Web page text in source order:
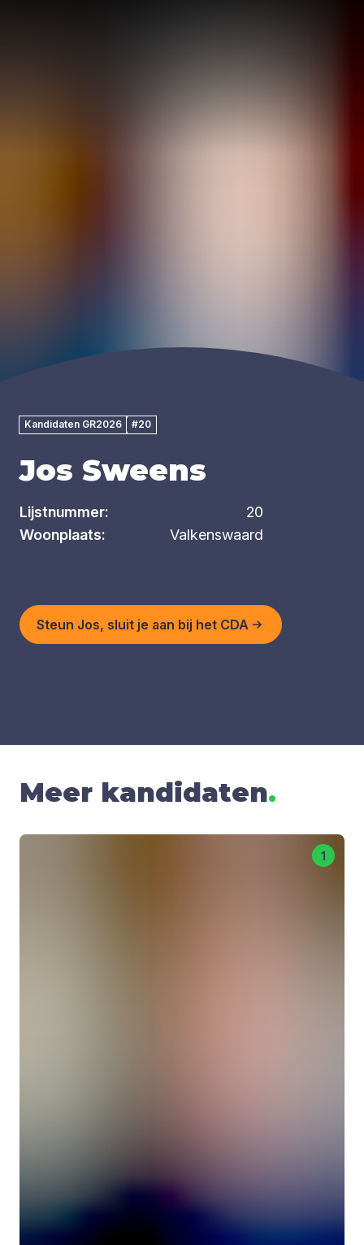
Kandidaten GR2026 #20
Jos Sweens
Lijstnummer:
20
Woonplaats:
Valkenswaard
Steun Jos, sluit je aan bij het CDA
Meer kandidaten.
1